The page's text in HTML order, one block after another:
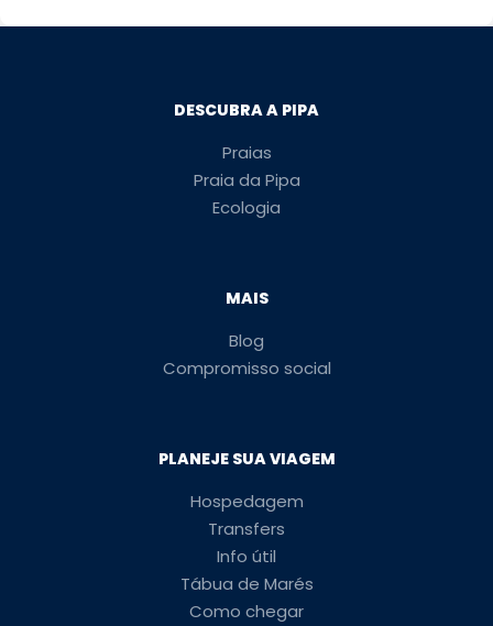
DESCUBRA A PIPA
Praias
Praia da Pipa
Ecologia
MAIS
Blog
Compromisso social
PLANEJE SUA VIAGEM
Hospedagem
Transfers
Info útil
Tábua de Marés
Como chegar